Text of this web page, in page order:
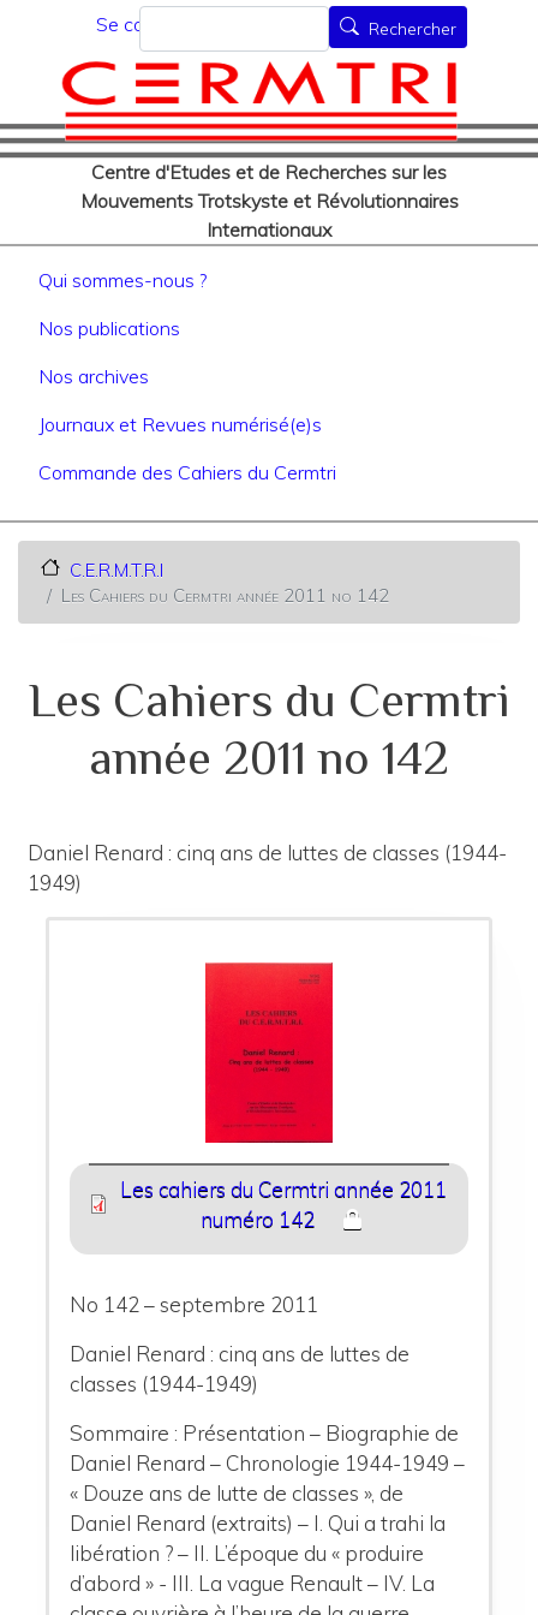
au
contenu
principal
Menu du compte de
Se connecter
Centre d'Etudes et de Recherches sur les
Mouvements Trotskyste et Révolutionnaires
Internationaux
Rechercher Rechercher
Navigation principale
Qui sommes-nous ?
Nos publications
Nos archives
Journaux et Revues numérisé(e)s
Commande des Cahiers du Cermtri
C.E.R.M.T.R.I
Les Cahiers du Cermtri année 2011 no 142
Les Cahiers du Cermtri
année 2011 no 142
Daniel Renard : cinq ans de luttes de classes (1944-
1949)
Les cahiers du Cermtri année 2011
numéro 142
No 142 – septembre 2011
Daniel Renard : cinq ans de luttes de
classes (1944-1949)
Sommaire : Présentation – Biographie de
Daniel Renard – Chronologie 1944-1949 –
« Douze ans de lutte de classes », de
Daniel Renard (extraits) – I. Qui a trahi la
libération ? – II. L’époque du « produire
d’abord » - III. La vague Renault – IV. La